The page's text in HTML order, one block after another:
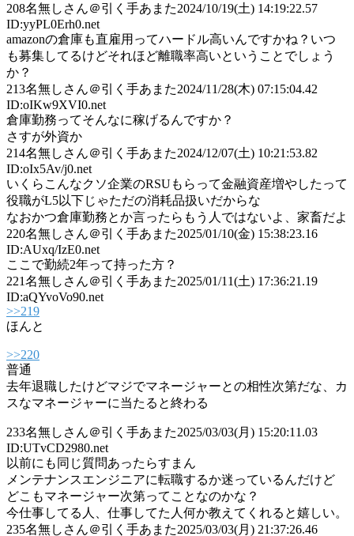
208名無しさん＠引く手あまた2024/10/19(土) 14:19:22.57
ID:yyPL0Erh0.net
amazonの倉庫も直雇用ってハードル高いんですかね？いつ
も募集してるけどそれほど離職率高いということでしょう
か？
213名無しさん＠引く手あまた2024/11/28(木) 07:15:04.42
ID:oIKw9XVI0.net
倉庫勤務ってそんなに稼げるんですか？
さすが外資か
214名無しさん＠引く手あまた2024/12/07(土) 10:21:53.82
ID:oIx5Av/j0.net
いくらこんなクソ企業のRSUもらって金融資産増やしたって
役職がL5以下じゃただの消耗品扱いだからな
なおかつ倉庫勤務とか言ったらもう人ではないよ、家畜だよ
220名無しさん＠引く手あまた2025/01/10(金) 15:38:23.16
ID:AUxq/IzE0.net
ここで勤続2年って持った方？
221名無しさん＠引く手あまた2025/01/11(土) 17:36:21.19
ID:aQYvoVo90.net
>>219
ほんと
>>220
普通
去年退職したけどマジでマネージャーとの相性次第だな、カ
スなマネージャーに当たると終わる
233名無しさん＠引く手あまた2025/03/03(月) 15:20:11.03
ID:UTvCD2980.net
以前にも同じ質問あったらすまん
メンテナンスエンジニアに転職するか迷っているんだけど
どこもマネージャー次第ってことなのかな？
今仕事してる人、仕事してた人何か教えてくれると嬉しい。
235名無しさん＠引く手あまた2025/03/03(月) 21:37:26.46